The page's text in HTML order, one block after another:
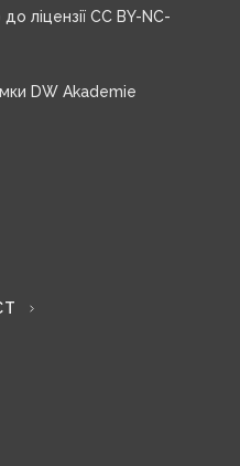
ліцензії CC BY-NC-
DW Akademie